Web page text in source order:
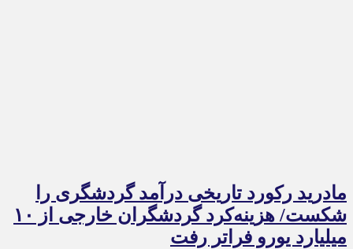
مادرید رکورد تاریخی درآمد گردشگری را
شکست/ هزینه‌کرد گردشگران خارجی از ۱۰
میلیارد یورو فراتر رفت